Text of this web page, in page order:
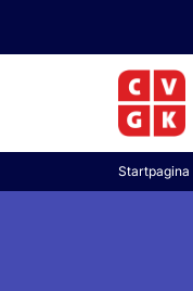
Startpagina